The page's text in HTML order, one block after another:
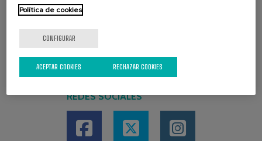
REDES SOCIALES
Política de cookies
CONFIGURAR
RECHAZAR COOKIES
ACEPTAR COOKIES